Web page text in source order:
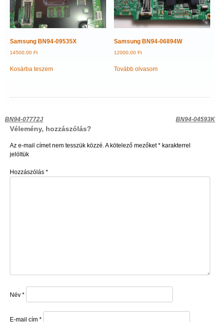
Samsung BN94-09535X
14500,00 Ft
Kosárba teszem
Samsung BN94-06894W
12000,00Ft
Tovább olvasom
Bejegyzés
navigáció
BN94-07772J BN94-04593K
Vélemény, hozzászólás?
Az e-mail címet nem tesszük közzé.A kötelező mezőket* karakterrel
jelöltük
Hozzászólás *
Név *
E-mail cím *